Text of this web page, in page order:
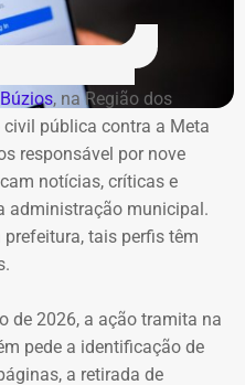
da R$
281.845,47
R$
281.042,85
R$
103.247,91
R$
274.382,64
R$
22.028,93
Silva R$
273.040,85
273.040,85
, na Região dos
pública contra a Meta
responsável por nove
notícias, críticas e
administração municipal.
prefeitura, tais perfis têm
de 2026, a ação tramita na
pede a identificação de
a retirada de